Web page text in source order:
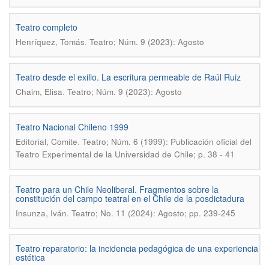
Teatro completo
Henríquez, Tomás. Teatro; Núm. 9 (2023): Agosto
Teatro desde el exilio. La escritura permeable de Raúl Ruiz
Chaim, Elisa. Teatro; Núm. 9 (2023): Agosto
Teatro Nacional Chileno 1999
Editorial, Comite. Teatro; Núm. 6 (1999): Publicación oficial del
Teatro Experimental de la Universidad de Chile; p. 38 - 41
Teatro para un Chile Neoliberal. Fragmentos sobre la
constitución del campo teatral en el Chile de la posdictadura
Insunza, Iván. Teatro; No. 11 (2024): Agosto; pp. 239-245
Teatro reparatorio: la incidencia pedagógica de una experiencia
estética